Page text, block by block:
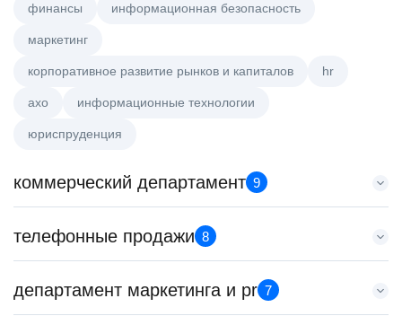
финансы информационная безопасность
маркетинг
корпоративное развитие рынков и капиталов hr
axo информационные технологии
юриспруденция
коммерческий департамент 9
Менеджер по работе с ключевыми клиентами (КАМ)
HeadHunter::Коммерческий департамент
з/п не указана
телефонные продажи 8
Менеджер по продажам крупному бизнесу
HeadHunter::Телефонные продажи
департамент маркетинга и pr 7